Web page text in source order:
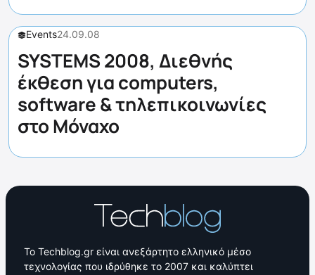
Events24.09.08
SYSTEMS 2008, Διεθνής
έκθεση για computers,
software & τηλεπικοινωνίες
στο Μόναχο
Το Techblog.gr είναι ανεξάρτητο ελληνικό μέσο
τεχνολογίας που ιδρύθηκε το 2007 και καλύπτει